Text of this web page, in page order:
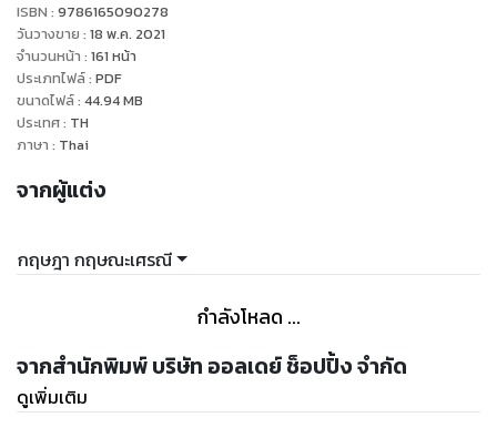
ISBN : 9786165090278
วันวางขาย : 18 พ.ค. 2021
จำนวนหน้า : 161 หน้า
ประเภทไฟล์: PDF
ขนาดไฟล์: 44.94MB
ประเทศ: TH
ภาษา : Thai
จากผู้แต่ง
กฤษฎา กฤษณะเศรณี
กำลังโหลด ...
จากสำนักพิมพ์ บริษัท ออลเดย์ ช็อปปิ้ง จำกัด
ดูเพิ่มเติม